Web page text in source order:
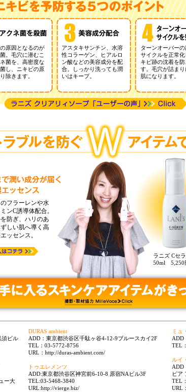
原因となるのが
。毛穴に潜むこ
菌を、高密度な
し、ニキビの原
除きます。
アスタキサンチン、水溶
性コラーゲン、ヒアルロ
ン酸などの美容成分を配
合。しっかり洗っても潤
いはキープ。
ターンオーバーの
サイクルを正常化
キビ跡の沈着を防
す。毛穴が詰ま
肌になります。
フラーレンや水
ンC誘導体配合。
を防ぎ、ハリのあ
しい肌へ導く高
ッセンス。
ラニズ Cセ
50ml 5,250
ビル
ー大
DURAS ambient
ADD：東京都渋谷区千駄ヶ谷4-12-9ブルースカイ2F
TEL：03-5772-8756
URL：http://duras-ambient.com/
トゥエレメンツ
ADD:東京都渋谷区神宮前6-10-8 原宿NAビル3F
TEL:03-5468-3840
URL:http://vierge.biz/
ミュ
ADD
TEL
ルイ
ADD
ピア
TEL
URL